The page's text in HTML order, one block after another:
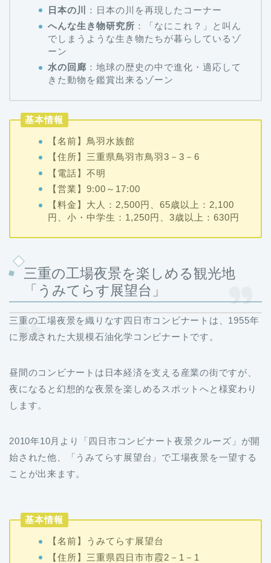
日本の川
：日本の川を再現したコーナー
へんな生き物研究所 ：「なにこれ？」と叫ん
でしまうような生き物たちが暮らしているゾ
ーン
水の回廊 ：地球の歴史の中で進化・適応して
きた動物を鑑賞出来るゾーン
基本情報
【名前】鳥羽水族館
【住所】三重県鳥羽市鳥羽3－3－6
【電話】不明
【営業】9:00～17:00
【料金】大人：2,500円、65歳以上：2,100
円、小・中学生：1,250円、3歳以上：630円
三重の工場夜景を楽しめる観光地
「うみてらす展望台」
三重の工場夜景を織りなす四日市コンビナートは、1955年
に形成された大規模石油化学コンビナートです。
昼間のコンビナートは日本経済を支える産業の街ですが、
夜になると幻想的な夜景を楽しめるスポットへと様変わり
します。
2010年10月より「四日市コンビナート夜景クルーズ」が開
始された他、「うみてらす展望台」で工場夜景を一望する
ことが出来ます。
基本情報
【名前】うみてらす展望台
【住所】三重県四日市市霞2－1－1